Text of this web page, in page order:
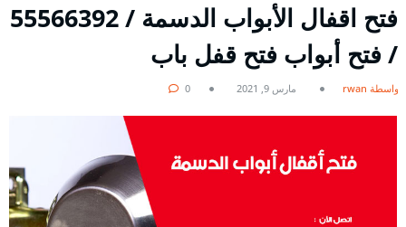
فتح اقفال الأبواب الدسمة / 55566392
/ فتح أبواب فتح قفل باب
بواسطة rwan مارس 9, 2021 0